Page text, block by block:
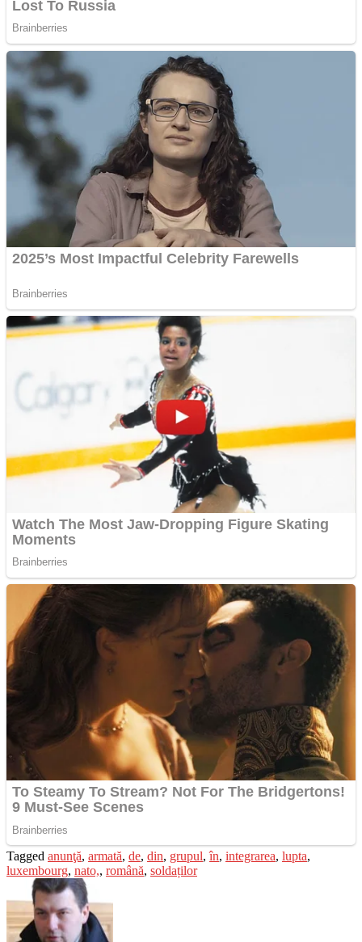
Tagged anunţă, armată, de, din, grupul,în, integrarea, lupta,
luxembourg, nato,, română, soldaților